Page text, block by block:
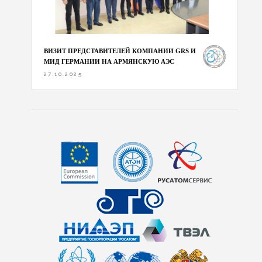
ВИЗИТ ПРЕДСТАВИТЕЛЕЙ КОМПАНИИ GRS И
МИД ГЕРМАНИИ НА АРМЯНСКУЮ АЭС
27.10.2025